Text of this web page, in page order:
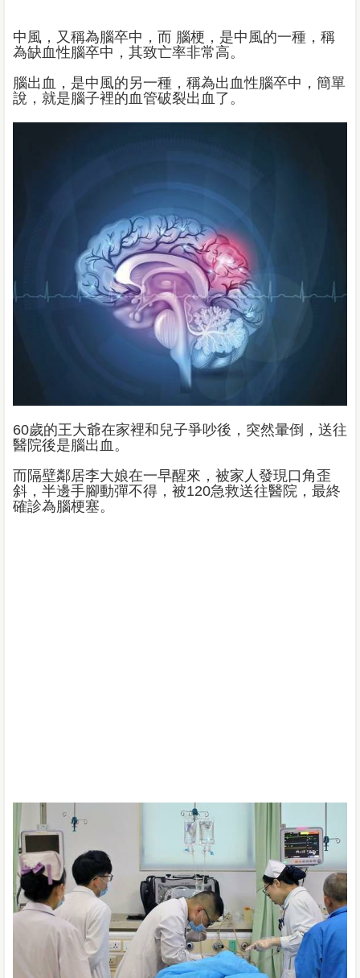
中風，又稱為腦卒中，而 腦梗，是中風的一種，稱
為缺血性腦卒中，其致亡率非常高。
腦出血，是中風的另一種，稱為出血性腦卒中，簡單
說，就是腦子裡的血管破裂出血了。
60歲的王大爺在家裡和兒子爭吵後，突然暈倒，送往
醫院後是腦出血。
而隔壁鄰居李大娘在一早醒來，被家人發現口角歪
斜，半邊手腳動彈不得，被120急救送往醫院，最終
確診為腦梗塞。